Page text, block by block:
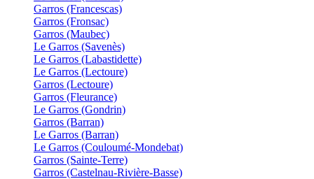
Garros (Francescas)
Garros (Fronsac)
Garros (Maubec)
Le Garros (Savenès)
Le Garros (Labastidette)
Le Garros (Lectoure)
Garros (Lectoure)
Garros (Fleurance)
Le Garros (Gondrin)
Garros (Barran)
Le Garros (Barran)
Le Garros (Couloumé-Mondebat)
Garros (Sainte-Terre)
Garros (Castelnau-Rivière-Basse)